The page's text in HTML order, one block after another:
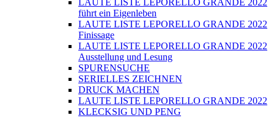
LAUTE LISTE LEPORELLO GRANDE 2022
führt ein Eigenleben
LAUTE LISTE LEPORELLO GRANDE 2022
Finissage
LAUTE LISTE LEPORELLO GRANDE 2022
Ausstellung und Lesung
SPURENSUCHE
SERIELLES ZEICHNEN
DRUCK MACHEN
LAUTE LISTE LEPORELLO GRANDE 2022
KLECKSIG UND PENG